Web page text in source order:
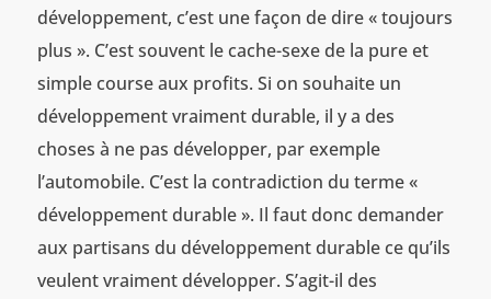
développement, c’est une façon de dire « toujours
plus ». C’est souvent le cache-sexe de la pure et
simple course aux profits. Si on souhaite un
développement vraiment durable, il y a des
choses à ne pas développer, par exemple
l’automobile. C’est la contradiction du terme «
développement durable ». Il faut donc demander
aux partisans du développement durable ce qu’ils
veulent vraiment développer. S’agit-il des